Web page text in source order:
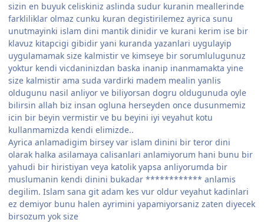
sizin en buyuk celiskiniz aslinda sudur kuranin meallerinde
farkliliklar olmaz cunku kuran degistirilemez ayrica sunu
unutmayinki islam dini mantik dinidir ve kurani kerim ise bir
klavuz kitapcigi gibidir yani kuranda yazanlari uygulayip
uygulamamak size kalmistir ve kimseye bir sorumlulugunuz
yoktur kendi vicdaninizdan baska inanip inanmamakta yine
size kalmistir ama suda vardirki madem mealin yanlis
oldugunu nasil anliyor ve biliyorsan dogru oldugunuda oyle
bilirsin allah biz insan ogluna herseyden once dusunmemiz
icin bir beyin vermistir ve bu beyini iyi veyahut kotu
kullanmamizda kendi elimizde..
Ayrica anlamadigim birsey var islam dinini bir teror dini
olarak halka asilamaya calisanlari anlamiyorum hani bunu bir
yahudi bir hiristiyan veya katolik yapsa anliyorumda bir
muslumanin kendi dinini bukadar ************ anlamis
degilim. Islam sana git adam kes vur oldur veyahut kadinlari
ez demiyor bunu halen ayrimini yapamiyorsaniz zaten diyecek
birsozum yok size